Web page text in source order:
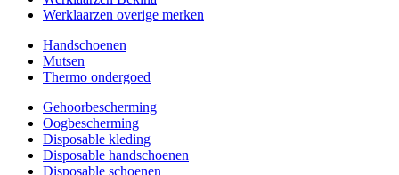
Werklaarzen overige merken
Handschoenen
Mutsen
Thermo ondergoed
Gehoorbescherming
Oogbescherming
Disposable kleding
Disposable handschoenen
Disposable schoenen